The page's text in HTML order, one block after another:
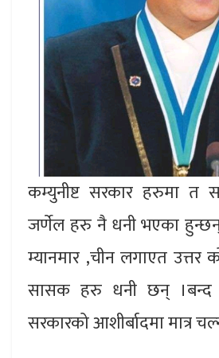
कम्युनीष्ट सरकार हरुमा त
जर्णेल हरु नै धनी भएका
म्यानमार ,चीन लगाएत उत्तर
सासक हरु धनी छन् ।बन्द
सरकारको आशीर्बादमा मात्र